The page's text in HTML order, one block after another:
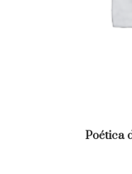
Poética